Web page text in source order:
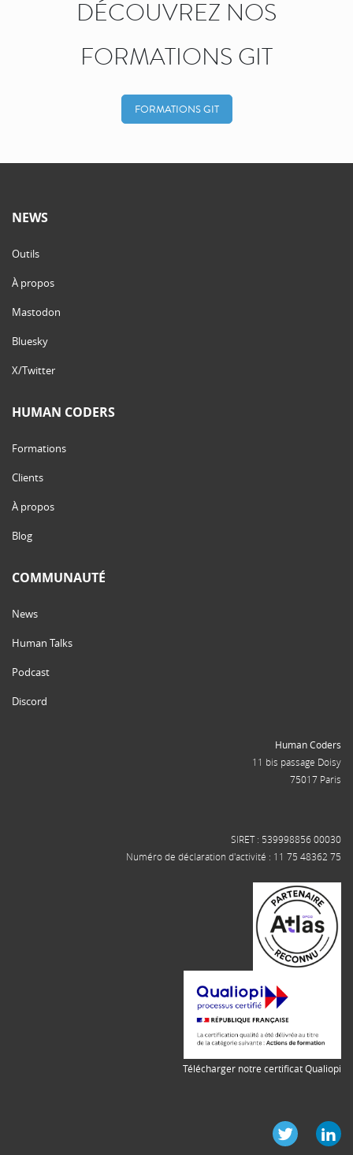
DÉCOUVREZ NOS
FORMATIONS GIT
FORMATIONS GIT
NEWS
Outils
À propos
Mastodon
Bluesky
X/Twitter
HUMAN CODERS
Formations
Clients
À propos
Blog
COMMUNAUTÉ
News
Human Talks
Podcast
Discord
Human Coders
11 bis passage Doisy
75017 Paris
SIRET : 539998856 00030
Numéro de déclaration d'activité : 11 75 48362 75
Télécharger notre certificat Qualiopi